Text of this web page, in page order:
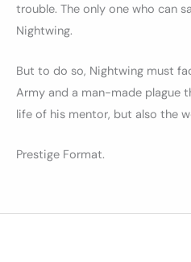
trouble. The only one who can
Nightwing.
But to do so, Nightwing must
Army and a man-made plague
life of his mentor, but also the
Prestige Format.